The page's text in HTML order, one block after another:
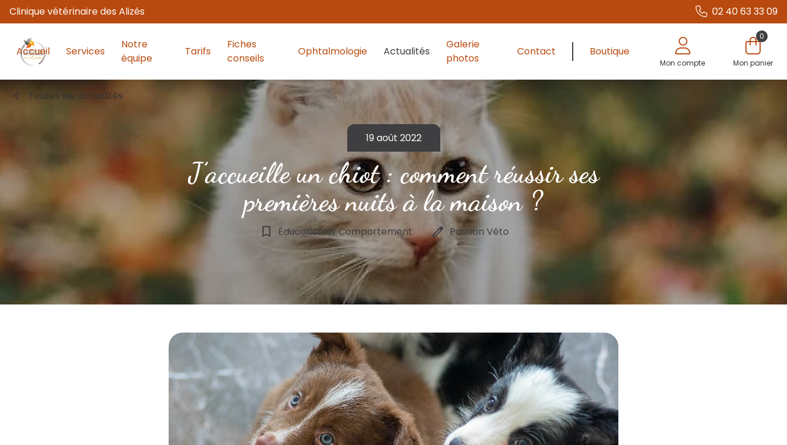
Clinique vétérinaire des Alizés 02 40 63 33 09
Accueil Services
Notre
équipe
Tarifs
Fiches
conseils
Ophtalmologie Actualités
Galerie
photos
Contact Boutique
Mon compte
0
Mon panier
chevron_left Toutes les actualités
19 août 2022
J’accueille un chiot : comment réussir ses
premières nuits à la maison ?
bookmark_border Éducation et Comportement edit Passion Véto